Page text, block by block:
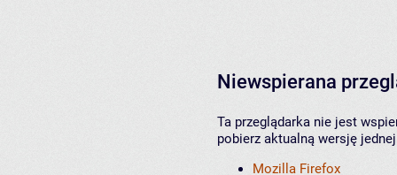
Niewspierana
Ta przeglądarka nie jest
pobierz aktualną wersję
Mozilla Firefox